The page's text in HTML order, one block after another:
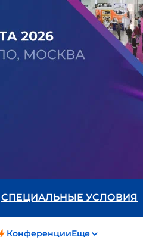
СПЕЦИАЛЬНЫЕ УСЛОВИЯ
КонференцииЕще